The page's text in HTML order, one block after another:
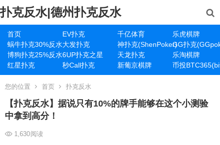
扑克反水|德州扑克反水
首页 EV扑克 千亿体育
乐虎棋牌
蜗牛扑克30%反水大发扑克 神扑克(ShenPoker)GG扑克
博狗扑克25%反水6UP扑克之星 天龙扑克
乐淘棋牌
红星扑克
秒Call扑克 新葡京棋牌 币投
您的位置 首页 扑克反水
【扑克反水】​据说只有10%的牌手能够在这个小测验
中拿到高分！
1,630阅读